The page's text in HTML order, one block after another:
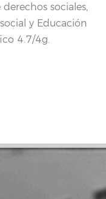
sociales,
y Educación
4.7/4g.